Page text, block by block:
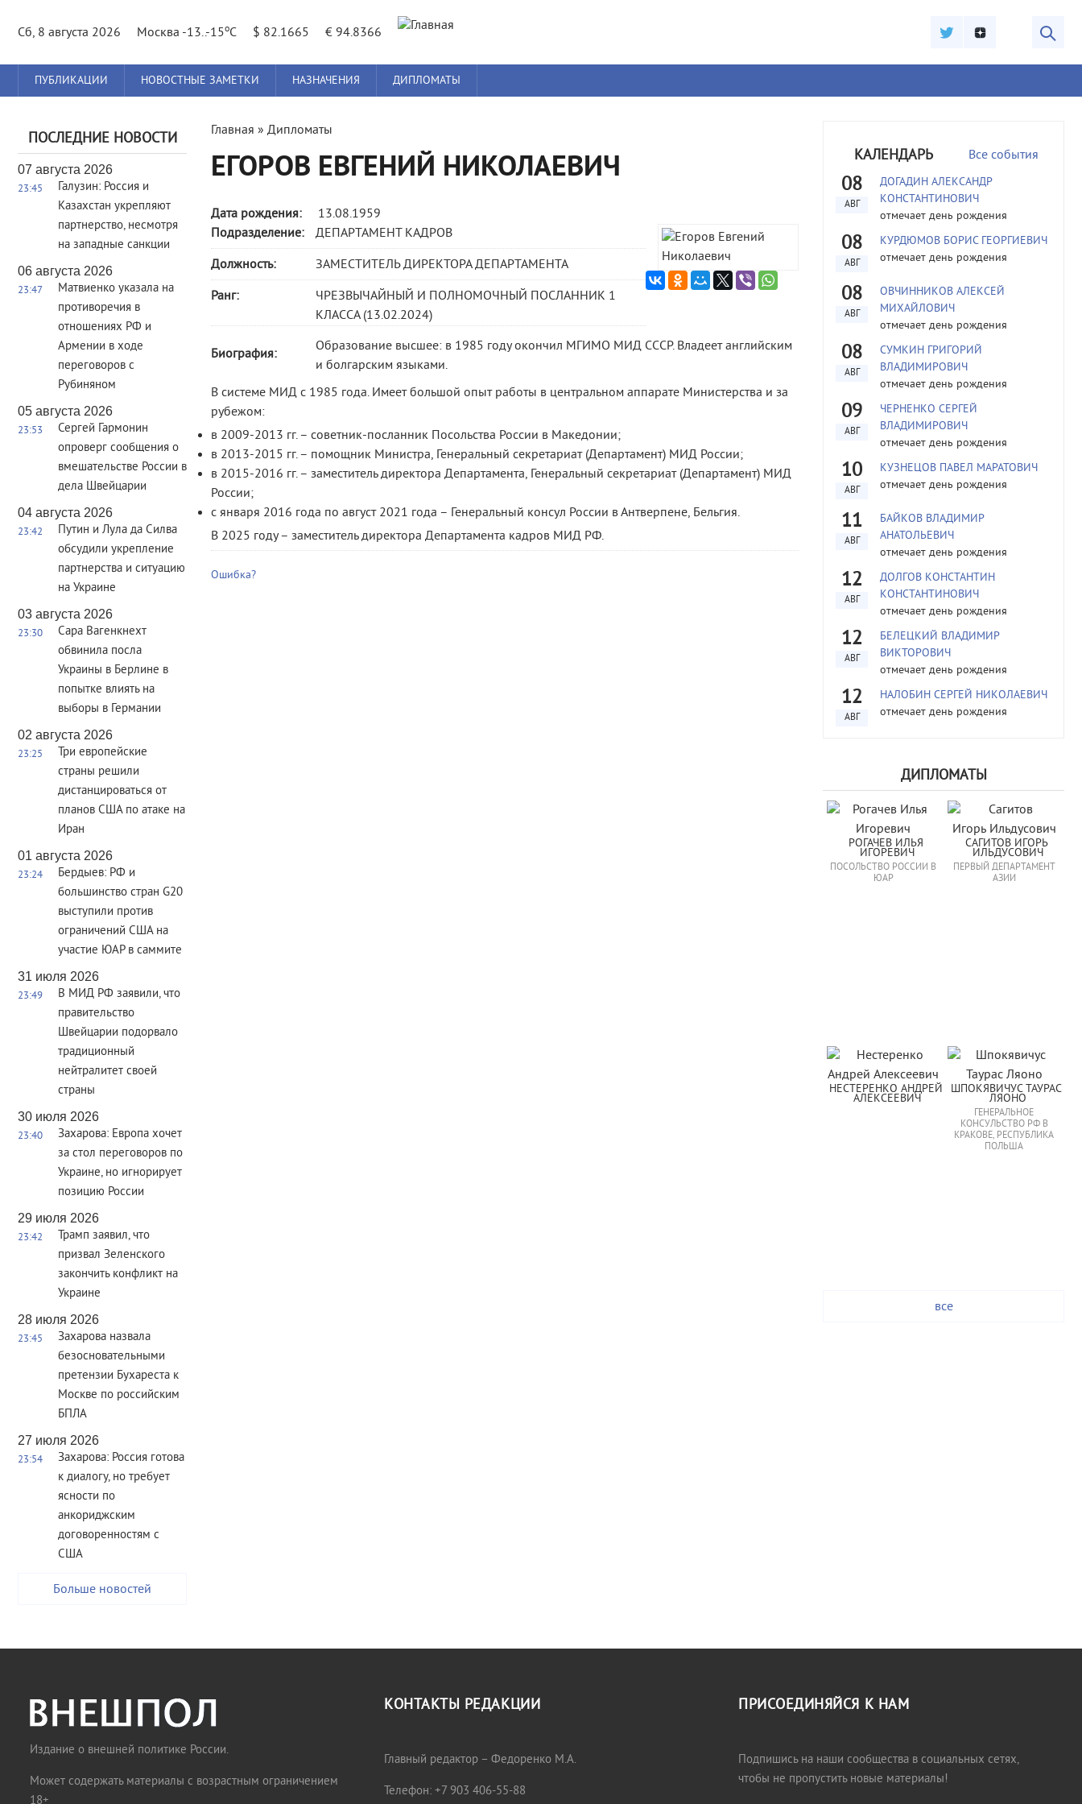
Сб, 8 августа 2026
Москва -13..-15oC $ 82.1665 € 94.8366
Главное
меню
ПУБЛИКАЦИИ НОВОСТНЫЕ ЗАМЕТКИ НАЗНАЧЕНИЯ ДИПЛОМАТЫ
ПОСЛЕДНИЕ НОВОСТИ
07 августа 2026
23:45
Галузин: Россия и
Казахстан укрепляют
партнерство, несмотря
на западные санкции
06 августа 2026
23:47
Матвиенко указала на
противоречия в
отношениях РФ и
Армении в ходе
переговоров с
Рубиняном
05 августа 2026
23:53
Сергей Гармонин
опроверг сообщения о
вмешательстве России в
дела Швейцарии
04 августа 2026
23:42
Путин и Лула да Силва
обсудили укрепление
партнерства и ситуацию
на Украине
03 августа 2026
23:30
Сара Вагенкнехт
обвинила посла
Украины в Берлине в
попытке влиять на
выборы в Германии
02 августа 2026
23:25
Три европейские
страны решили
дистанцироваться от
планов США по атаке на
Иран
01 августа 2026
23:24
Бердыев: РФ и
большинство стран G20
выступили против
ограничений США на
участие ЮАР в саммите
31 июля 2026
23:49
В МИД РФ заявили, что
правительство
Швейцарии подорвало
традиционный
нейтралитет своей
страны
30 июля 2026
23:40
Захарова: Европа хочет
за стол переговоров по
Украине, но игнорирует
позицию России
29 июля 2026
23:42
Трамп заявил, что
призвал Зеленского
закончить конфликт на
Украине
28 июля 2026
23:45
Захарова назвала
безосновательными
претензии Бухареста к
Москве по российским
БПЛА
27 июля 2026
23:54
Захарова: Россия готова
к диалогу, но требует
ясности по
анкориджским
договоренностям с
США
Больше новостей
Вы
здесь
Главная » Дипломаты
ЕГОРОВ ЕВГЕНИЙ НИКОЛАЕВИЧ
Дата рождения:
13.08.1959
Подразделение:
ДЕПАРТАМЕНТ КАДРОВ
Должность:
ЗАМЕСТИТЕЛЬ ДИРЕКТОРА ДЕПАРТАМЕНТА
Ранг:
ЧРЕЗВЫЧАЙНЫЙ И ПОЛНОМОЧНЫЙ ПОСЛАННИК 1
КЛАССА (13.02.2024)
Биография:
Образование высшее: в 1985 году окончил МГИМО МИД СССР. Владеет английским
и болгарским языками.
В системе МИД с 1985 года. Имеет большой опыт работы в центральном аппарате Министерства и за
рубежом:
в 2009-2013 гг. – советник-посланник Посольства России в Македонии;
в 2013-2015 гг. – помощник Министра, Генеральный секретариат (Департамент) МИД России;
в 2015-2016 гг. – заместитель директора Департамента, Генеральный секретариат (Департамент) МИД
России;
с января 2016 года по август 2021 года – Генеральный консул России в Антверпене, Бельгия.
В 2025 году – заместитель директора Департамента кадров МИД РФ.
Ошибка?
КАЛЕНДАРЬ Все события
08
АВГ
ДОГАДИН АЛЕКСАНДР
КОНСТАНТИНОВИЧ
отмечает день рождения
08
АВГ
КУРДЮМОВ БОРИС ГЕОРГИЕВИЧ
отмечает день рождения
08
АВГ
ОВЧИННИКОВ АЛЕКСЕЙ
МИХАЙЛОВИЧ
отмечает день рождения
08
АВГ
СУМКИН ГРИГОРИЙ
ВЛАДИМИРОВИЧ
отмечает день рождения
09
АВГ
ЧЕРНЕНКО СЕРГЕЙ
ВЛАДИМИРОВИЧ
отмечает день рождения
10
АВГ
КУЗНЕЦОВ ПАВЕЛ МАРАТОВИЧ
отмечает день рождения
11
АВГ
БАЙКОВ ВЛАДИМИР
АНАТОЛЬЕВИЧ
отмечает день рождения
12
АВГ
ДОЛГОВ КОНСТАНТИН
КОНСТАНТИНОВИЧ
отмечает день рождения
12
АВГ
БЕЛЕЦКИЙ ВЛАДИМИР
ВИКТОРОВИЧ
отмечает день рождения
12
АВГ
НАЛОБИН СЕРГЕЙ НИКОЛАЕВИЧ
отмечает день рождения
ДИПЛОМАТЫ
РОГАЧЕВ ИЛЬЯ
ИГОРЕВИЧ
ПОСОЛЬСТВО РОССИИ В
ЮАР
САГИТОВ ИГОРЬ
ИЛЬДУСОВИЧ
ПЕРВЫЙ ДЕПАРТАМЕНТ
АЗИИ
НЕСТЕРЕНКО АНДРЕЙ
АЛЕКСЕЕВИЧ
ШПОКЯВИЧУС ТАУРАС
ЛЯОНО
ГЕНЕРАЛЬНОЕ
КОНСУЛЬСТВО РФ В
КРАКОВЕ, РЕСПУБЛИКА
ПОЛЬША
все
Издание о внешней политике России.
Может содержать материалы с возрастным ограничением
КОНТАКТЫ РЕДАКЦИИ
Главный редактор – Федоренко М.А.
Телефон: +7 903 406-55-88
ПРИСОЕДИНЯЙСЯ К НАМ
Подпишись на наши сообщества в социальных сетях,
чтобы не пропустить новые материалы!